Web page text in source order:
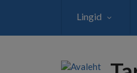
Lingid